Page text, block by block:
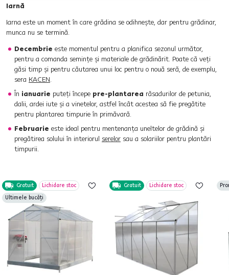
Iarnă
Iarna este un moment în care grădina se odihnește, dar pentru grădinar,
munca nu se termină.
Decembrie este momentul pentru a planifica sezonul următor,
pentru a comanda semințe și materiale de grădinărit. Poate că veți
găsi timp și pentru căutarea unui loc pentru o nouă seră, de exemplu,
sera KACEN.
În ianuarie puteți începe pre-plantarea răsadurilor de petunia,
dalii, ardei iute și a vinetelor, astfel încât acestea să fie pregătite
pentru plantarea timpurie în primăvară.
Februarie este ideal pentru mentenanța uneltelor de grădină și
pregătirea solului în interiorul serelor sau a solariilor pentru plantări
timpurii.
Gratuit
Lichidare stoc
Ultimele bucăți
Gratuit Lichidare stoc